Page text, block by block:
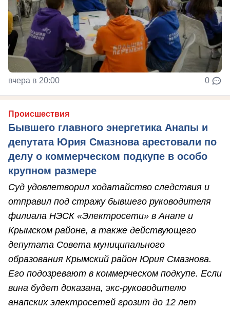
вчера в 20:00 0
Происшествия
Бывшего главного энергетика Анапы и
депутата Юрия Смазнова арестовали по
делу о коммерческом подкупе в особо
крупном размере
Суд удовлетворил ходатайство следствия и
отправил под стражу бывшего руководителя
филиала НЭСК «Электросети» в Анапе и
Крымском районе, а также действующего
депутата Совета муниципального
образования Крымский район Юрия Смазнова.
Его подозревают в коммерческом подкупе. Если
вина будет доказана, экс-руководителю
анапских электросетей грозит до 12 лет